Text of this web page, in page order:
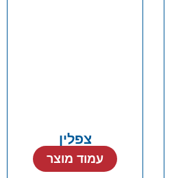
צפלין
עמוד מוצר